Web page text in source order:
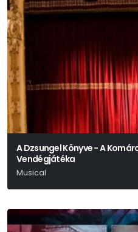
A Dzsungel Könyve - A
Vendégjátéka
Musical
Dés László - Geszti Péter - Békés Pál